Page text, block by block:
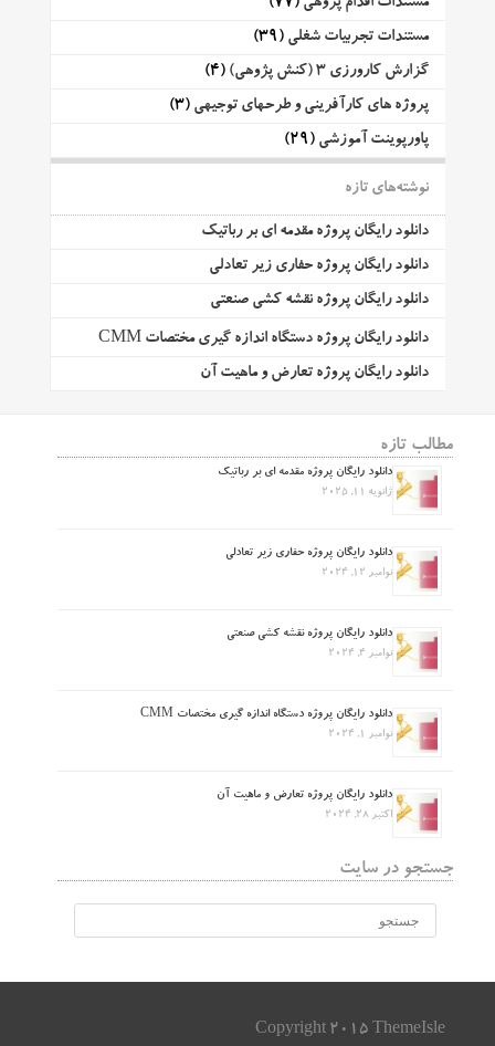
مستندات تجربیات شغلی (39)
گزارش کارورزی 3 (کنش پژوهی)
(4)
پروژه های کارآفرینی و طرحهای توجیهی (3)
پاورپوینت آموزشی (29)
نوشته‌های تازه
دانلود رایگان پروژه مقدمه ای بر رباتیک
دانلود رایگان پروژه حفاری زیر تعادلی
دانلود رایگان پروژه نقشه کشی صنعتی
دانلود رایگان پروژه دستگاه اندازه گیری مختصات CMM
دانلود رایگان پروژه تعارض و ماهیت آن
مطالب تازه
دانلود رایگان پروژه مقدمه ای بر رباتیک
ژانویه 11, 2025
دانلود رایگان پروژه حفاری زیر تعادلی
نوامبر 12, 2024
دانلود رایگان پروژه نقشه کشی صنعتی
نوامبر 4, 2024
دانلود رایگان پروژه دستگاه اندازه گیری مختصات CMM
نوامبر 1, 2024
دانلود رایگان پروژه تعارض و ماهیت آن
اکتبر 28, 2024
جستجو در سایت
Copyright 2015 ThemeIsle